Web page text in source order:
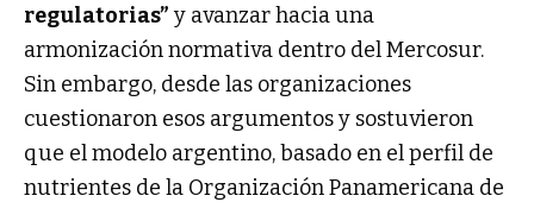
regulatorias” y avanzar hacia una
armonización normativa dentro del Mercosur.
Sin embargo, desde las organizaciones
cuestionaron esos argumentos y sostuvieron
que el modelo argentino, basado en el perfil de
nutrientes de la Organización Panamericana de